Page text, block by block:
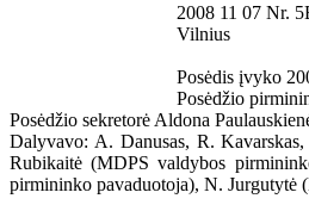
2008 11 07 Nr.
Vilnius
Posėdis įvyko
Posėdžio
Posėdžio sekretorė Aldona
Dalyvavo: A. Danusas, R.
Rubikaitė (MDPS valdybos
pirmininko pavaduotoja), N. Jurgutytė